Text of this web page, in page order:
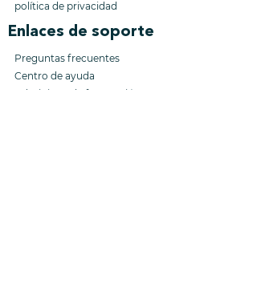
política de privacidad
Enlaces de soporte
Preguntas frecuentes
Centro de ayuda
Administrar la facturación